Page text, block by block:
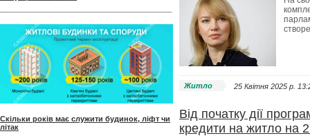
Скільки років має служити будинок, ліфт чи
літак
Житло 25 Квітня 2025 p.
Від початку дії
кредити на житло на